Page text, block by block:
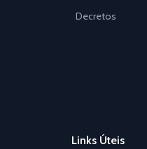
Decretos
Links Úteis